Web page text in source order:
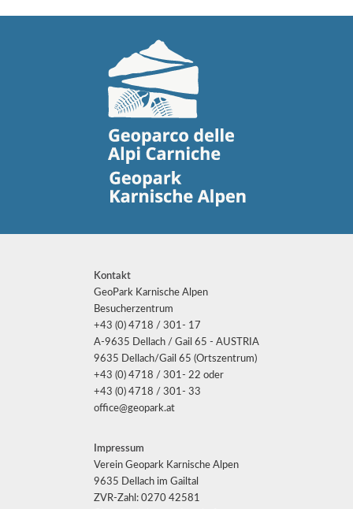
Kontakt
GeoPark Karnische Alpen
Besucherzentrum
+43 (0) 4718 / 301- 17
A-9635 Dellach / Gail 65 - AUSTRIA
9635 Dellach/Gail 65 (Ortszentrum)
+43 (0) 4718 / 301- 22 oder
+43 (0) 4718 / 301- 33
office@geopark.at
Impressum
Verein Geopark Karnische Alpen
9635 Dellach im Gailtal
ZVR-Zahl: 0270 42581